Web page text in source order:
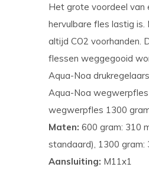
Het grote voordeel van
hervulbare fles lastig
altijd CO2 voorhanden.
flessen weggegooid
Aqua-Noa
Aqua-Noa
wegwerpfles 1300
Maten: 600 gram: 310
standaard), 1300 gram:
Aansluiting: M11x1